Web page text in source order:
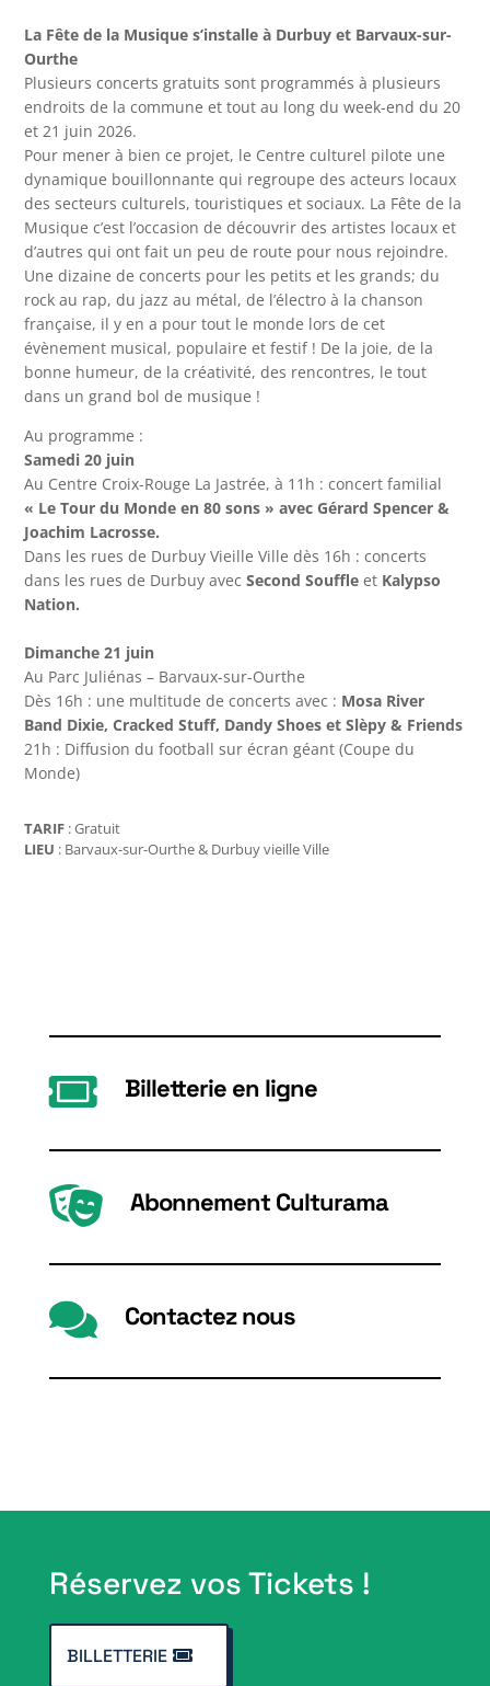
La Fête de la Musique s’installe à Durbuy et Barvaux-sur-
Ourthe
Plusieurs concerts gratuits sont programmés à plusieurs
endroits de la commune et tout au long du week-end du 20
et 21 juin 2026.
Pour mener à bien ce projet, le Centre culturel pilote une
dynamique bouillonnante qui regroupe des acteurs locaux
des secteurs culturels, touristiques et sociaux. La Fête de la
Musique c’est l’occasion de découvrir des artistes locaux et
d’autres qui ont fait un peu de route pour nous rejoindre.
Une dizaine de concerts pour les petits et les grands; du
rock au rap, du jazz au métal, de l’électro à la chanson
française, il y en a pour tout le monde lors de cet
évènement musical, populaire et festif ! De la joie, de la
bonne humeur, de la créativité, des rencontres, le tout
dans un grand bol de musique !
Au programme :
Samedi 20 juin
Au Centre Croix-Rouge La Jastrée, à 11h : concert familial
« Le Tour du Monde en 80 sons » avec Gérard Spencer &
Joachim Lacrosse.
Dans les rues de Durbuy Vieille Ville dès 16h : concerts
dans les rues de Durbuy avecSecond Souffle et Kalypso
Nation.
Dimanche 21 juin
Au Parc Juliénas – Barvaux-sur-Ourthe
Dès 16h : une multitude de concerts avec : Mosa River
Band Dixie, Cracked Stuff, Dandy Shoes et Slèpy & Friends
21h : Diffusion du football sur écran géant (Coupe du
Monde)
TARIF : Gratuit
LIEU : Barvaux-sur-Ourthe & Durbuy vieille Ville
 Billetterie en ligne
 Abonnement Culturama
 Contactez nous
Réservez vos Tickets !
BILLETTERIE